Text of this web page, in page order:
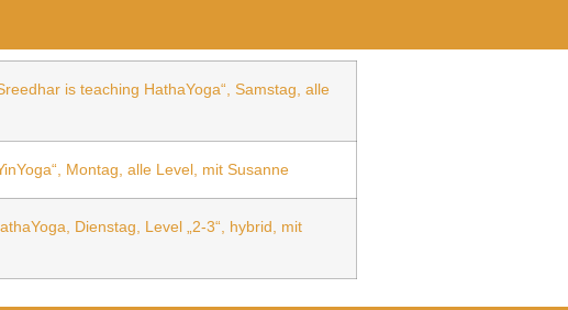
is teaching HathaYoga“, Samstag, alle
Montag, alle Level, mit Susanne
Dienstag, Level „2-3“, hybrid, mit